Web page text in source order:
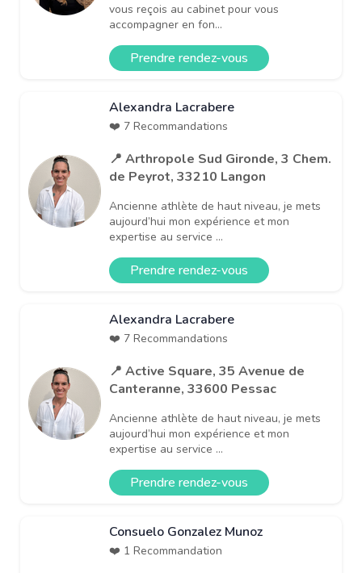
vous reçois au cabinet pour vous
accompagner en fon...
Prendre rendez-vous
Alexandra Lacrabere
❤️ 7 Recommandations
📍 Arthropole Sud Gironde, 3 Chem.
de Peyrot, 33210 Langon
Ancienne athlète de haut niveau, je mets
aujourd’hui mon expérience et mon
expertise au service ...
Prendre rendez-vous
Alexandra Lacrabere
❤️ 7 Recommandations
📍 Active Square, 35 Avenue de
Canteranne, 33600 Pessac
Ancienne athlète de haut niveau, je mets
aujourd’hui mon expérience et mon
expertise au service ...
Prendre rendez-vous
Consuelo Gonzalez Munoz
❤️ 1 Recommandation